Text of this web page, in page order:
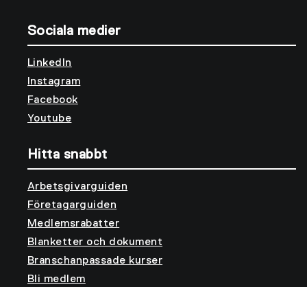
Sociala medier
LinkedIn
Instagram
Facebook
Youtube
Hitta snabbt
Arbetsgivarguiden
Företagarguiden
Medlemsrabatter
Blanketter och dokument
Branschanpassade kurser
Bli medlem